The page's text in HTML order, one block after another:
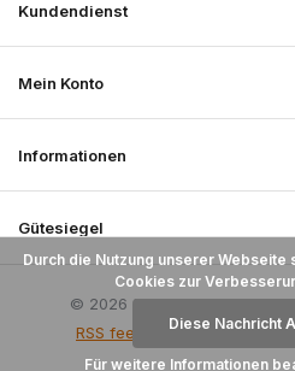
Kundendienst
Mein Konto
Informationen
Gütesiegel
© 2026 StoffenBestellen.nl -
RSS feed
Durch die Nutzung unserer Webseite
Cookies zur
Diese Nachricht
Für weitere Informationen